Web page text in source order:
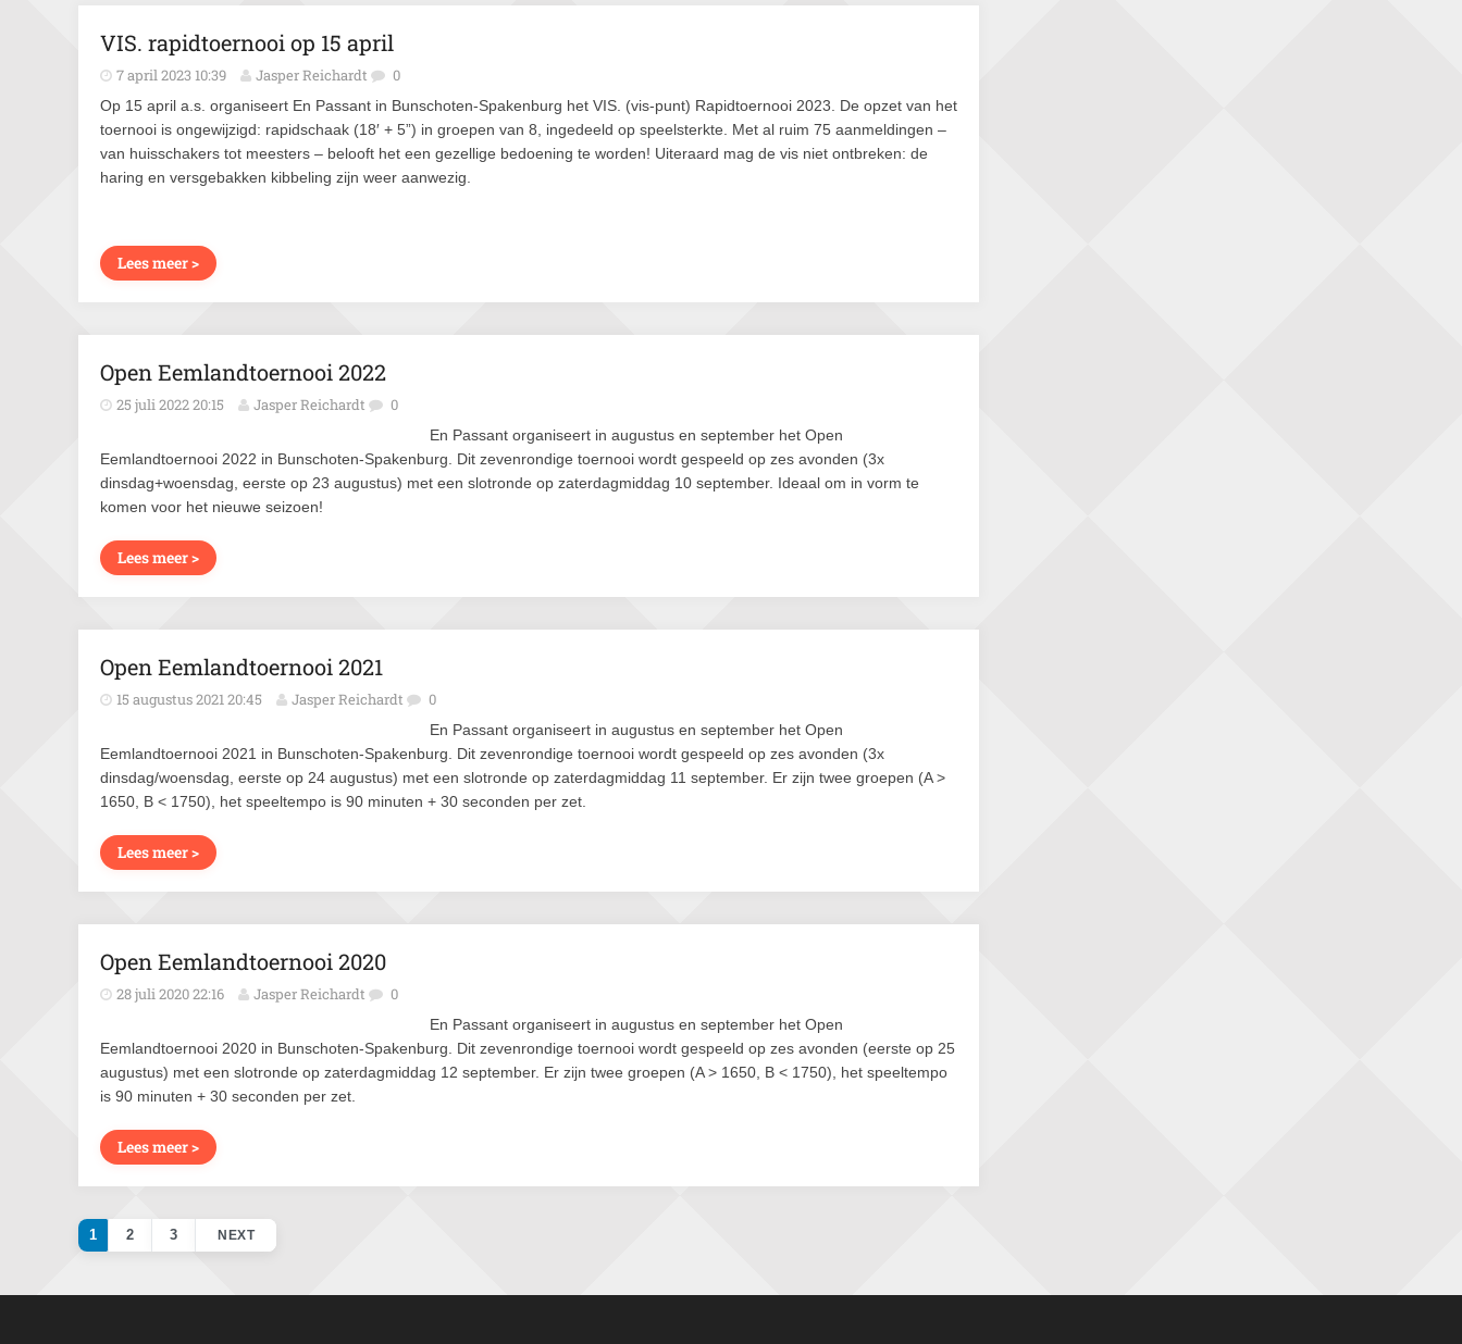
VIS. rapidtoernooi op 15 april
7 april 2023 10:39 Jasper Reichardt 0
Op 15 april a.s. organiseert En Passant in Bunschoten-Spakenburg het VIS. (vis-punt) Rapidtoernooi 2023. De opzet van het
toernooi is ongewijzigd: rapidschaak (18′ + 5”) in groepen van 8, ingedeeld op speelsterkte. Met al ruim 75 aanmeldingen –
van huisschakers tot meesters – belooft het een gezellige bedoening te worden! Uiteraard mag de vis niet ontbreken: de
haring en versgebakken kibbeling zijn weer aanwezig.
Lees meer >
Open Eemlandtoernooi 2022
25 juli 2022 20:15 Jasper Reichardt 0
En Passant organiseert in augustus en september het Open
Eemlandtoernooi 2022 in Bunschoten-Spakenburg. Dit zevenrondige toernooi wordt gespeeld op zes avonden (3x
dinsdag+woensdag, eerste op 23 augustus) met een slotronde op zaterdagmiddag 10 september. Ideaal om in vorm te
komen voor het nieuwe seizoen!
Lees meer >
Open Eemlandtoernooi 2021
15 augustus 2021 20:45 Jasper Reichardt 0
En Passant organiseert in augustus en september het Open
Eemlandtoernooi 2021 in Bunschoten-Spakenburg. Dit zevenrondige toernooi wordt gespeeld op zes avonden (3x
dinsdag/woensdag, eerste op 24 augustus) met een slotronde op zaterdagmiddag 11 september. Er zijn twee groepen (A >
1650, B < 1750), het speeltempo is 90 minuten + 30 seconden per zet.
Lees meer >
Open Eemlandtoernooi 2020
28 juli 2020 22:16 Jasper Reichardt 0
En Passant organiseert in augustus en september het Open
Eemlandtoernooi 2020 in Bunschoten-Spakenburg. Dit zevenrondige toernooi wordt gespeeld op zes avonden (eerste op 25
augustus) met een slotronde op zaterdagmiddag 12 september. Er zijn twee groepen (A > 1650, B < 1750), het speeltempo
is 90 minuten + 30 seconden per zet.
Lees meer >
1 2 3 NEXT